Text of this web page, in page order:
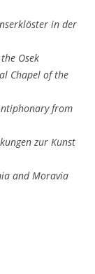
in der
Osek
Chapel of the
from
zur Kunst
and Moravia